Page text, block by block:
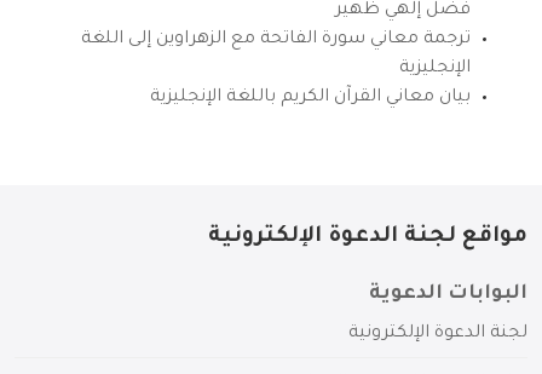
فضل إلهي ظهير
ترجمة معاني سورة الفاتحة مع الزهراوين إلى اللغة
الإنجليزية
بيان معاني القرآن الكريم باللغة الإنجليزية
مواقع لجنة الدعوة الإلكترونية
البوابات الدعوية
لجنة الدعوة الإلكترونية